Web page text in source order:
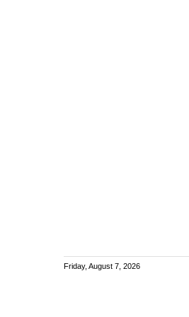
Friday, August 7, 2026